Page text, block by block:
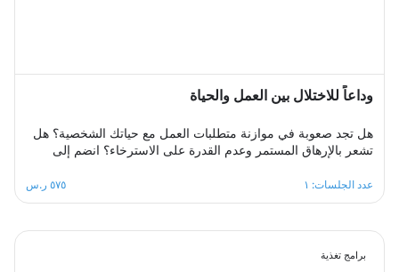
وداعاً للاختلال بين العمل والحياة
هل تجد صعوبة في موازنة متطلبات العمل مع حياتك الشخصية؟ هل
تشعر بالإرهاق المستمر وعدم القدرة على الاسترخاء؟ انضم إلى
من خلال مشاركة تجاربك مع الآخرين، تبادل الحلول، وتطبيق
استراتيجيات فعالة لتحقيق الانسجام بين العمل والحياة في بيئة
عدد الجلسات: ١ ٥٧٥ ر.س
برامج تغذية